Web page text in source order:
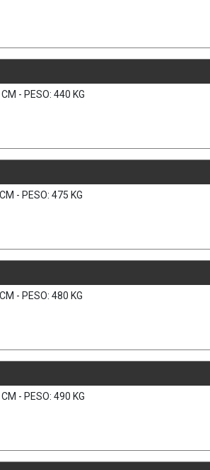
- PESO: 440 KG
- PESO: 475 KG
- PESO: 480 KG
- PESO: 490 KG